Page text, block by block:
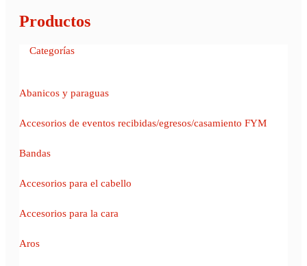
Productos
Categorías
Abanicos y paraguas
Accesorios de eventos recibidas/egresos/casamiento FYM
Bandas
Accesorios para el cabello
Accesorios para la cara
Aros